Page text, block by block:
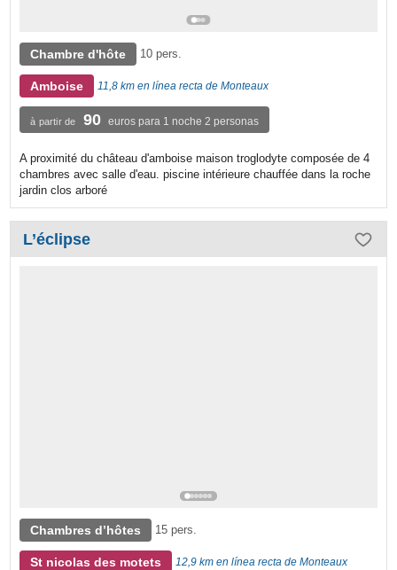
Chambre d'hôte 10 pers.
Amboise 11,8 km en línea recta de Monteaux
à partir de 90 euros para 1 noche 2 personas
A proximité du château d'amboise maison troglodyte composée de 4
chambres avec salle d'eau. piscine intérieure chauffée dans la roche
jardin clos arboré
L’éclipse
Chambres d’hôtes 15 pers.
St nicolas des motets 12,9 km en línea recta de Monteaux